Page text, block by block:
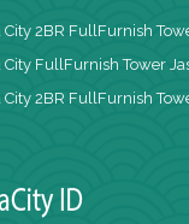
2BR FullFurnish
FullFurnish Tower
2BR FullFurnish